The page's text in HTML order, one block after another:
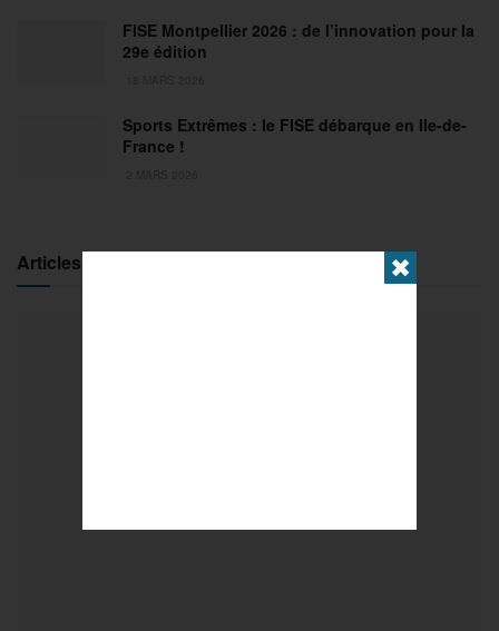
FISE Montpellier 2026 : de l’innovation pour la
29e édition
Sports Extrêmes : le FISE débarque en Ile-de-
France !
Articles populaires ✖